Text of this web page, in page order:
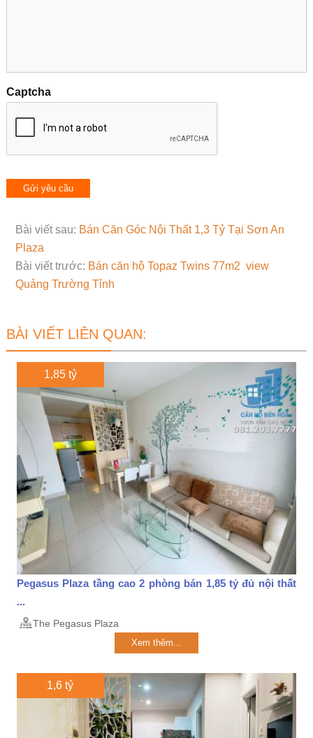
Captcha
Bài viết sau: Bán Căn Góc Nội Thất 1,3 Tỷ Tại Sơn An
Plaza
Bài viết trước: Bán căn hộ Topaz Twins 77m2 view
Quảng Trường Tỉnh
BÀI VIẾT LIÊN QUAN:
1,85 tỷ
Pegasus Plaza tầng cao 2 phòng bán 1,85 tỷ đủ nội thất
...
The Pegasus Plaza
Xem thêm...
1,6 tỷ